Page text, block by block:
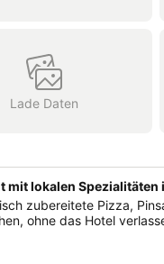
Lade Daten
mit lokalen Spezialitäten
zubereitete Pizza,
ohne das Hotel